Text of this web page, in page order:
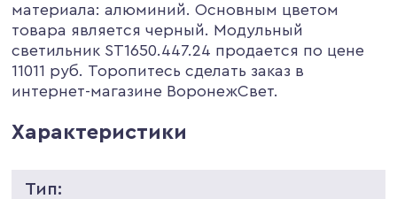
материала: алюминий. Основным цветом
товара является черный. Модульный
светильник ST1650.447.24 продается по цене
11011 руб. Торопитесь сделать заказ в
интернет-магазине ВоронежСвет.
Характеристики
Тип: